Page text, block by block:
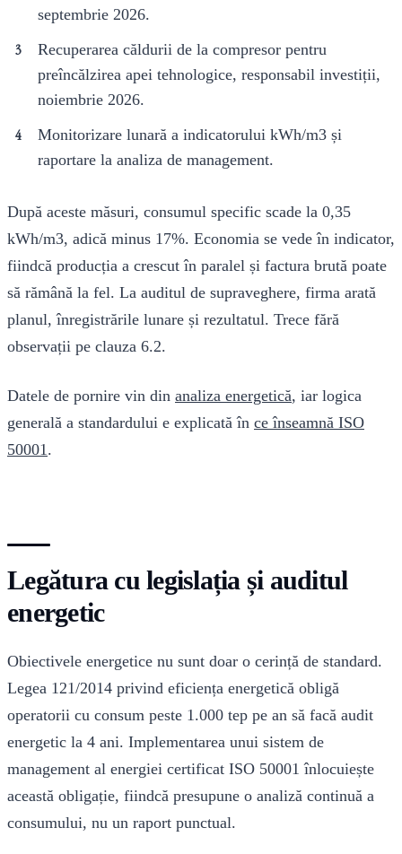
septembrie 2026.
Recuperarea căldurii de la compresor pentru
preîncălzirea apei tehnologice, responsabil investiții,
noiembrie 2026.
Monitorizare lunară a indicatorului kWh/m3 și
raportare la analiza de management.
După aceste măsuri, consumul specific scade la 0,35
kWh/m3, adică minus 17%. Economia se vede în indicator,
fiindcă producția a crescut în paralel și factura brută poate
să rămână la fel. La auditul de supraveghere, firma arată
planul, înregistrările lunare și rezultatul. Trece fără
observații pe clauza 6.2.
Datele de pornire vin din analiza energetică, iar logica
generală a standardului e explicată în ce înseamnă ISO
50001 .
Legătura cu legislația și auditul
energetic
Obiectivele energetice nu sunt doar o cerință de standard.
Legea 121/2014 privind eficiența energetică obligă
operatorii cu consum peste 1.000 tep pe an să facă audit
energetic la 4 ani. Implementarea unui sistem de
management al energiei certificat ISO 50001 înlocuiește
această obligație, fiindcă presupune o analiză continuă a
consumului, nu un raport punctual.